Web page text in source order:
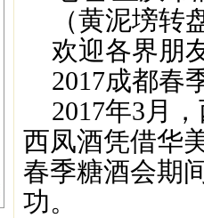
（黄泥塝转
欢迎各界朋
2017成都春
2017年3月，
西凤酒凭借华
春季糖酒会期
功。